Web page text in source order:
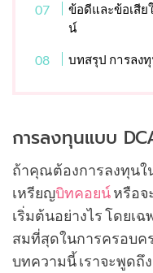
ข้อดีและข้อเสีย
น์
บทสรุป การลง
การลงทุนแบบ
ถ้าคุณต้องการลงทุนใ
เหรียญบิทคอยน์หรือจ
เริ่มต้นอย่างไร โดยเ
สมที่สุดในการครอบค
บทความนี้ เราจะพูดถึ